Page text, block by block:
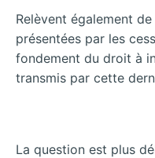
Relèvent également
présentées par les
fondement du droit à
transmis par cette
La question est plus